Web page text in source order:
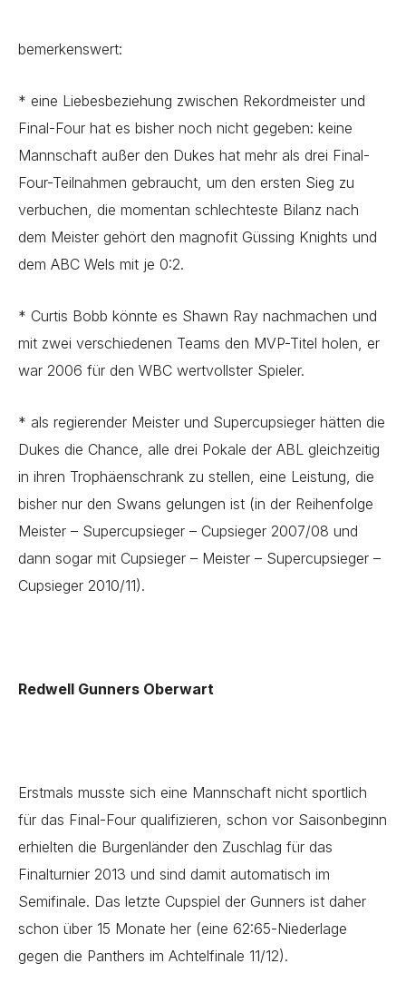
bemerkenswert:
* eine Liebesbeziehung zwischen Rekordmeister und
Final-Four hat es bisher noch nicht gegeben: keine
Mannschaft außer den Dukes hat mehr als drei Final-
Four-Teilnahmen gebraucht, um den ersten Sieg zu
verbuchen, die momentan schlechteste Bilanz nach
dem Meister gehört den magnofit Güssing Knights und
dem ABC Wels mit je 0:2.
* Curtis Bobb könnte es Shawn Ray nachmachen und
mit zwei verschiedenen Teams den MVP-Titel holen, er
war 2006 für den WBC wertvollster Spieler.
* als regierender Meister und Supercupsieger hätten die
Dukes die Chance, alle drei Pokale der ABL gleichzeitig
in ihren Trophäenschrank zu stellen, eine Leistung, die
bisher nur den Swans gelungen ist (in der Reihenfolge
Meister – Supercupsieger – Cupsieger 2007/08 und
dann sogar mit Cupsieger – Meister – Supercupsieger –
Cupsieger 2010/11).
Redwell Gunners Oberwart
Erstmals musste sich eine Mannschaft nicht sportlich
für das Final-Four qualifizieren, schon vor Saisonbeginn
erhielten die Burgenländer den Zuschlag für das
Finalturnier 2013 und sind damit automatisch im
Semifinale. Das letzte Cupspiel der Gunners ist daher
schon über 15 Monate her (eine 62:65-Niederlage
gegen die Panthers im Achtelfinale 11/12).